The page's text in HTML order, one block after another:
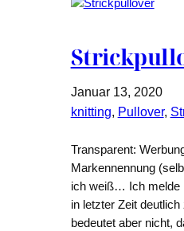
Januar 13, 2020
knitting, Pullover,
Transparent:
Markennennung
ich weiß… Ich melde
in letzter Zeit
bedeutet aber nicht,